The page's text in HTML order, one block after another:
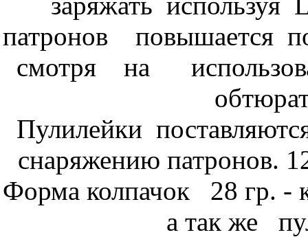
патронов повышается
смотря на
Пулилейки
снаряжению патронов.
Форма колпачок 28 гр. -
а так же